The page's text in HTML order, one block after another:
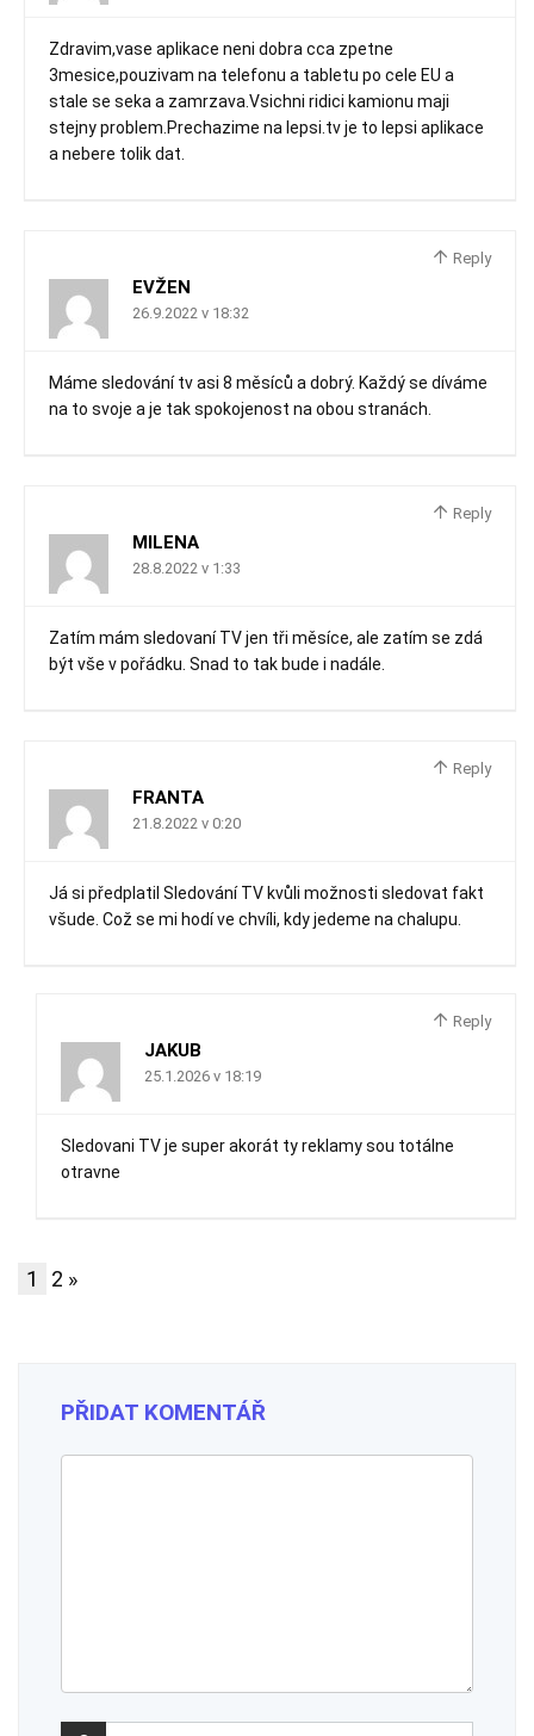
Zdravim,vase aplikace neni dobra cca zpetne
3mesice,pouzivam na telefonu a tabletu po cele EU a
stale se seka a zamrzava.Vsichni ridici kamionu maji
stejny problem.Prechazime na lepsi.tv je to lepsi aplikace
a nebere tolik dat.
Reply
EVŽEN
26.9.2022 v 18:32
Máme sledování tv asi 8 měsíců a dobrý. Každý se díváme
na to svoje a je tak spokojenost na obou stranách.
Reply
MILENA
28.8.2022 v 1:33
Zatím mám sledovaní TV jen tři měsíce, ale zatím se zdá
být vše v pořádku. Snad to tak bude i nadále.
Reply
FRANTA
21.8.2022 v 0:20
Já si předplatil Sledování TV kvůli možnosti sledovat fakt
všude. Což se mi hodí ve chvíli, kdy jedeme na chalupu.
Reply
JAKUB
25.1.2026 v 18:19
Sledovani TV je super akorát ty reklamy sou totálne
otravne
1 2 »
PŘIDAT KOMENTÁŘ